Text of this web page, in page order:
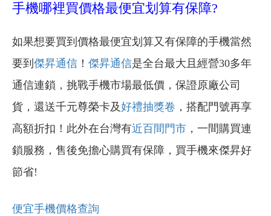
手機哪裡買價格最便宜划算有保障?
如果想要買到價格最便宜划算又有保障的手機當然
要到 傑昇通信 ！ 傑昇通信是全台最大且經營30多年
通信連鎖，挑戰手機市場最低價，保證原廠公司
貨，還送千元尊榮卡及好禮抽獎卷 ，搭配門號再享
高額折扣！此外在台灣有近百間門市 ，一間購買連
鎖服務，售後免擔心購買有保障，買手機來傑昇好
節省!
便宜手機價格查詢